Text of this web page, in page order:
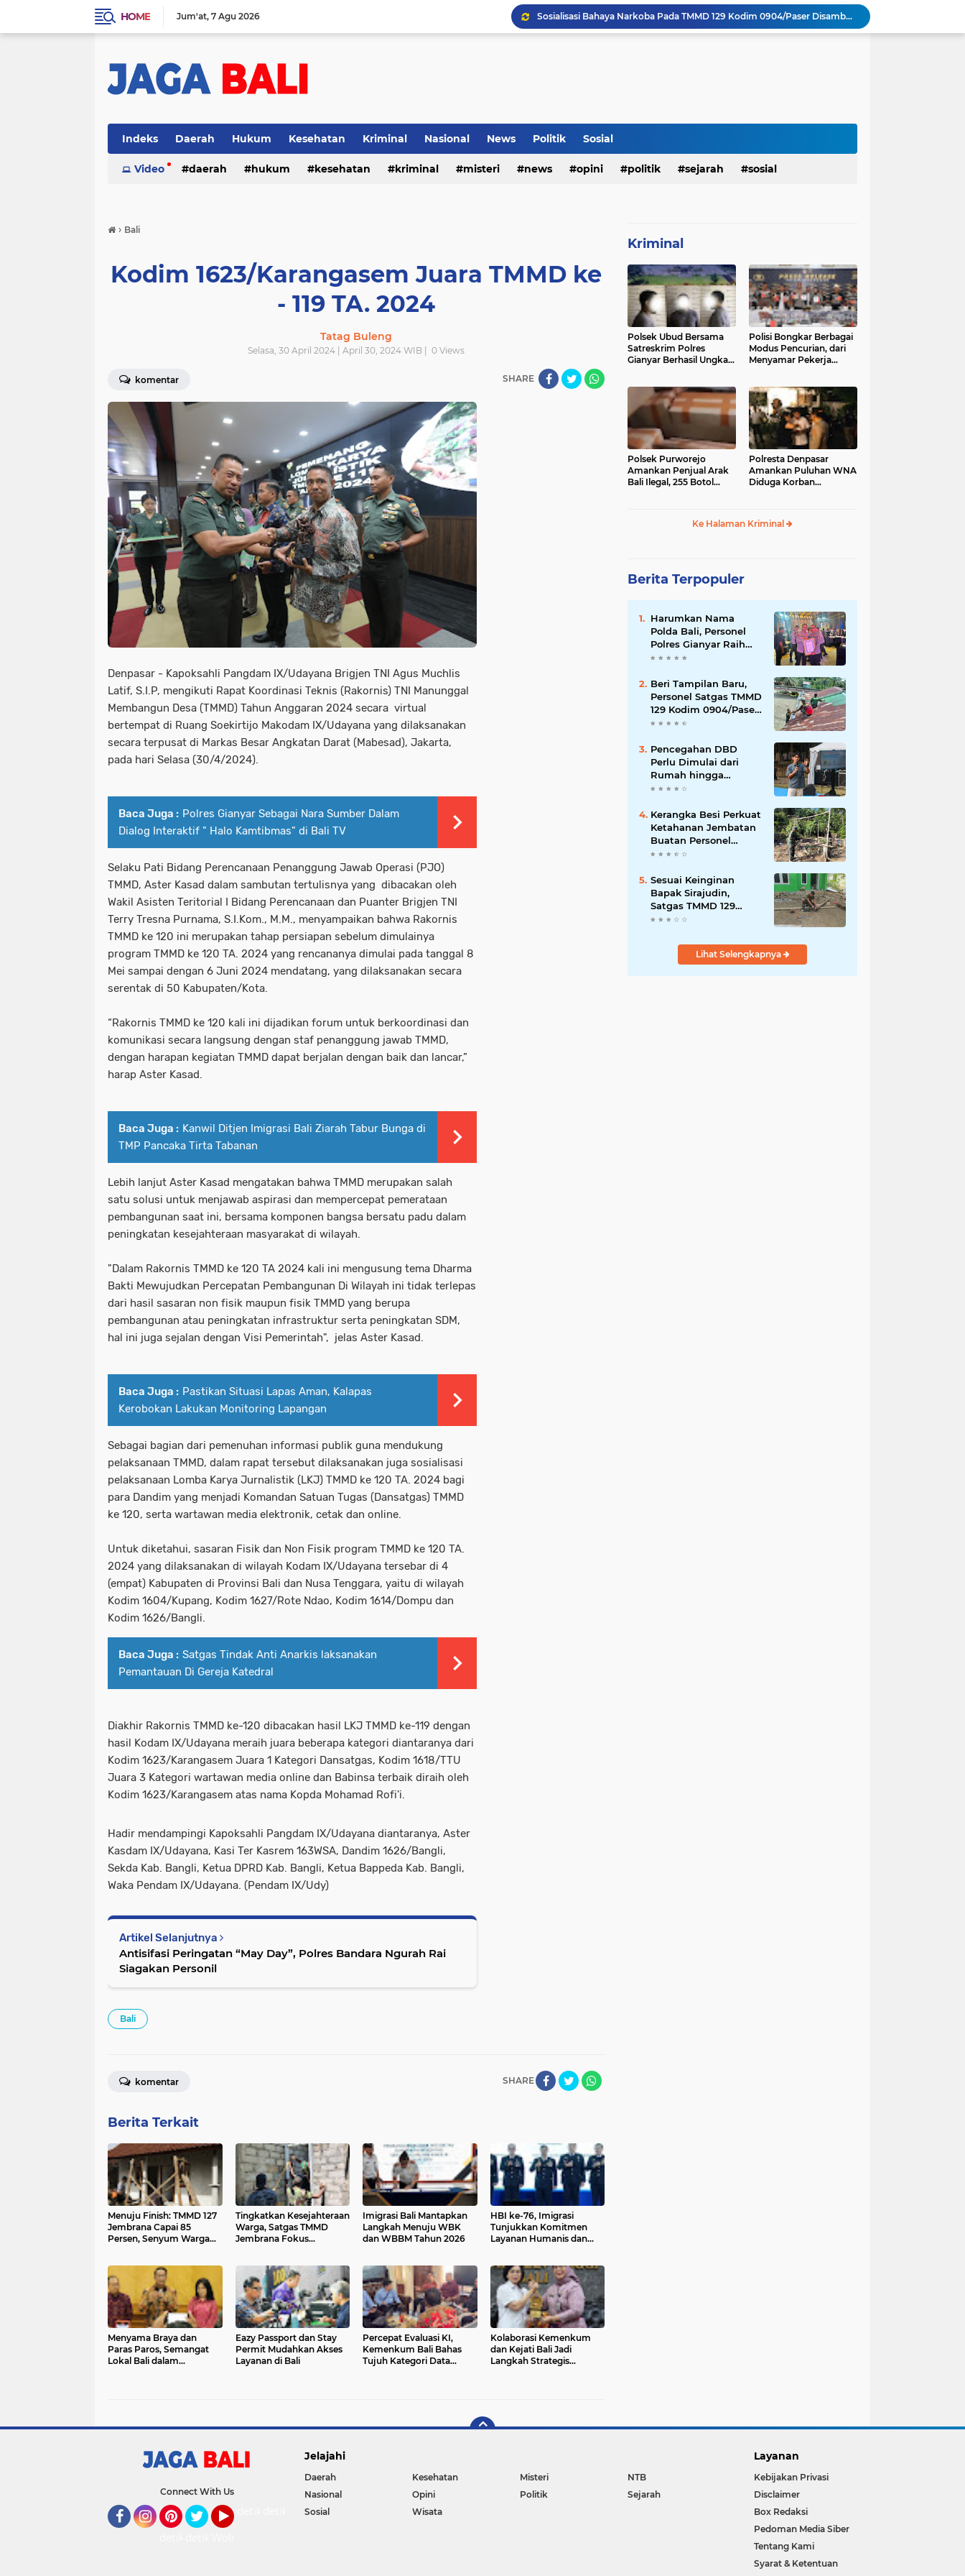
HOME Jum'at 7 Agu 2026
Sosialisasi Bahaya Narkoba Pada TMMD 129 Kodim 0904/Paser Disambut Positif
Babinsa Hadir di Posyandu Cenderawasih, Wujud Sinergi TNI Dukung Kesehatan Masyarakat
Pencegahan DBD Perlu Dimulai dari Rumah hingga Lingkungan Sekolah
Indeks Daerah Hukum Kesehatan Kriminal Nasional News Politik Sosial
Video daerah hukum kesehatan kriminal misteri news opini politik sejarah sosial
› Bali
Kodim 1623/Karangasem Juara TMMD ke
- 119 TA. 2024
Tatag Buleng
Selasa, 30 April 2024 | April 30, 2024 WIB | 0 Views
komentar SHARE
Denpasar - Kapoksahli Pangdam IX/Udayana Brigjen TNI Agus Muchlis
Latif, S.I.P, mengikuti Rapat Koordinasi Teknis (Rakornis) TNI Manunggal
Membangun Desa (TMMD) Tahun Anggaran 2024 secara virtual
bertempat di Ruang Soekirtijo Makodam IX/Udayana yang dilaksanakan
secara terpusat di Markas Besar Angkatan Darat (Mabesad), Jakarta,
pada hari Selasa (30/4/2024).
Baca Juga : Polres Gianyar Sebagai Nara Sumber Dalam
Dialog Interaktif " Halo Kamtibmas" di Bali TV
Selaku Pati Bidang Perencanaan Penanggung Jawab Operasi (PJO)
TMMD, Aster Kasad dalam sambutan tertulisnya yang dibacakan oleh
Wakil Asisten Teritorial I Bidang Perencanaan dan Puanter Brigjen TNI
Terry Tresna Purnama, S.I.Kom., M.M., menyampaikan bahwa Rakornis
TMMD ke 120 ini merupakan tahap persiapan sebelum dimulainya
program TMMD ke 120 TA. 2024 yang rencananya dimulai pada tanggal 8
Mei sampai dengan 6 Juni 2024 mendatang, yang dilaksanakan secara
serentak di 50 Kabupaten/Kota.
“Rakornis TMMD ke 120 kali ini dijadikan forum untuk berkoordinasi dan
komunikasi secara langsung dengan staf penanggung jawab TMMD,
dengan harapan kegiatan TMMD dapat berjalan dengan baik dan lancar,”
harap Aster Kasad.
Baca Juga : Kanwil Ditjen Imigrasi Bali Ziarah Tabur Bunga di
TMP Pancaka Tirta Tabanan
Lebih lanjut Aster Kasad mengatakan bahwa TMMD merupakan salah
satu solusi untuk menjawab aspirasi dan mempercepat pemerataan
pembangunan saat ini, bersama komponen bangsa bersatu padu dalam
peningkatan kesejahteraan masyarakat di wilayah.
"Dalam Rakornis TMMD ke 120 TA 2024 kali ini mengusung tema Dharma
Bakti Mewujudkan Percepatan Pembangunan Di Wilayah ini tidak terlepas
dari hasil sasaran non fisik maupun fisik TMMD yang berupa
pembangunan atau peningkatan infrastruktur serta peningkatan SDM,
hal ini juga sejalan dengan Visi Pemerintah", jelas Aster Kasad.
Baca Juga : Pastikan Situasi Lapas Aman, Kalapas
Kerobokan Lakukan Monitoring Lapangan
Sebagai bagian dari pemenuhan informasi publik guna mendukung
pelaksanaan TMMD, dalam rapat tersebut dilaksanakan juga sosialisasi
pelaksanaan Lomba Karya Jurnalistik (LKJ) TMMD ke 120 TA. 2024 bagi
para Dandim yang menjadi Komandan Satuan Tugas (Dansatgas) TMMD
ke 120, serta wartawan media elektronik, cetak dan online.
Untuk diketahui, sasaran Fisik dan Non Fisik program TMMD ke 120 TA.
2024 yang dilaksanakan di wilayah Kodam IX/Udayana tersebar di 4
(empat) Kabupaten di Provinsi Bali dan Nusa Tenggara, yaitu di wilayah
Kodim 1604/Kupang, Kodim 1627/Rote Ndao, Kodim 1614/Dompu dan
Kodim 1626/Bangli.
Baca Juga : Satgas Tindak Anti Anarkis laksanakan
Pemantauan Di Gereja Katedral
Diakhir Rakornis TMMD ke-120 dibacakan hasil LKJ TMMD ke-119 dengan
hasil Kodam IX/Udayana meraih juara beberapa kategori diantaranya dari
Kodim 1623/Karangasem Juara 1 Kategori Dansatgas, Kodim 1618/TTU
Juara 3 Kategori wartawan media online dan Babinsa terbaik diraih oleh
Kodim 1623/Karangasem atas nama Kopda Mohamad Rofi'i.
Hadir mendampingi Kapoksahli Pangdam IX/Udayana diantaranya, Aster
Kasdam IX/Udayana, Kasi Ter Kasrem 163WSA, Dandim 1626/Bangli,
Sekda Kab. Bangli, Ketua DPRD Kab. Bangli, Ketua Bappeda Kab. Bangli,
Waka Pendam IX/Udayana. (Pendam IX/Udy)
Artikel Selanjutnya
Antisifasi Peringatan “May Day”, Polres Bandara Ngurah Rai
Siagakan Personil
Bali
SHARE
komentar
Berita Terkait
Menuju Finish: TMMD 127
Jembrana Capai 85
Persen, Senyum Warga
Tingkatkan Kesejahteraan
Warga, Satgas TMMD
Jembrana Fokus
Imigrasi Bali Mantapkan
Langkah Menuju WBK
dan WBBM Tahun 2026
HBI ke-76, Imigrasi
Tunjukkan Komitmen
Layanan Humanis dan
Menyama Braya dan
Paras Paros, Semangat
Lokal Bali dalam
Eazy Passport dan Stay
Permit Mudahkan Akses
Layanan di Bali
Percepat Evaluasi KI,
Kemenkum Bali Bahas
Tujuh Kategori Data
Kolaborasi Kemenkum
dan Kejati Bali Jadi
Langkah Strategis
Kriminal
Polsek Ubud Bersama
Satreskrim Polres
Gianyar Berhasil Ungkap
Polisi Bongkar Berbagai
Modus Pencurian, dari
Menyamar Pekerja
Polsek Purworejo
Amankan Penjual Arak
Bali Ilegal, 255 Botol
Polresta Denpasar
Amankan Puluhan WNA
Diduga Korban
Ke Halaman Kriminal
Berita Terpopuler
Harumkan Nama
Polda Bali, Personel
Polres Gianyar Raih
Penghargaan
Beri Tampilan Baru,
Personel Satgas TMMD
129 Kodim 0904/Paser
Cat Atap Rumah
Pencegahan DBD
Perlu Dimulai dari
Rumah hingga
Lingkungan Sekolah
Kerangka Besi Perkuat
Ketahanan Jembatan
Buatan Personel
TMMD 129
Sesuai Keinginan
Bapak Sirajudin,
Satgas TMMD 129
Ubah Tampilan
Lihat Selengkapnya
Connect With Us
detikTravel
Jelajahi
Daerah Kesehatan Misteri
NTB
Nasional
Opini Politik
Sejarah
Sosial
Wisata
Layanan
Kebijakan Privasi
Disclaimer
Box Redaksi
Pedoman Media Siber
Tentang Kami
Syarat & Ketentuan